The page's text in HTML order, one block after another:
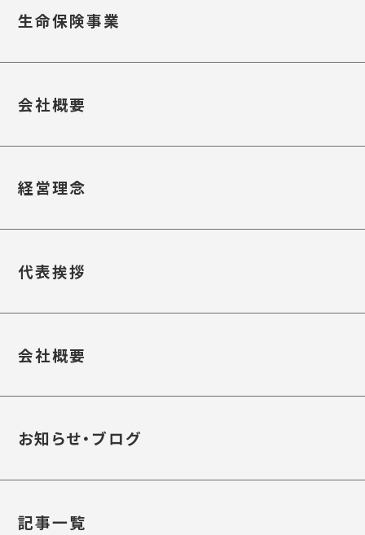
生命保険事業
会社概要
経営理念
代表挨拶
会社概要
お知らせ・ブログ
記事一覧